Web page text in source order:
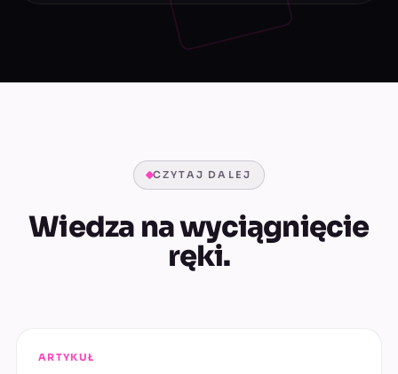
CZYTAJ DALEJ
Wiedza na wyciągnięcie
ręki.
ARTYKUŁ